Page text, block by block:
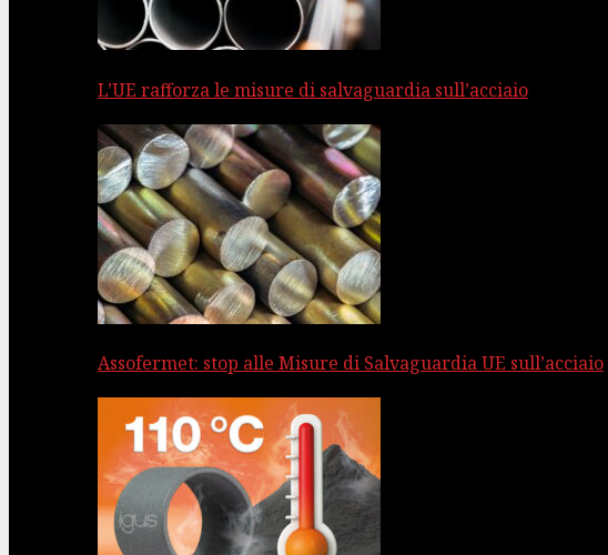
L’UE rafforza le misure di salvaguardia sull’acciaio
Assofermet: stop alle Misure di Salvaguardia UE sull’acciaio